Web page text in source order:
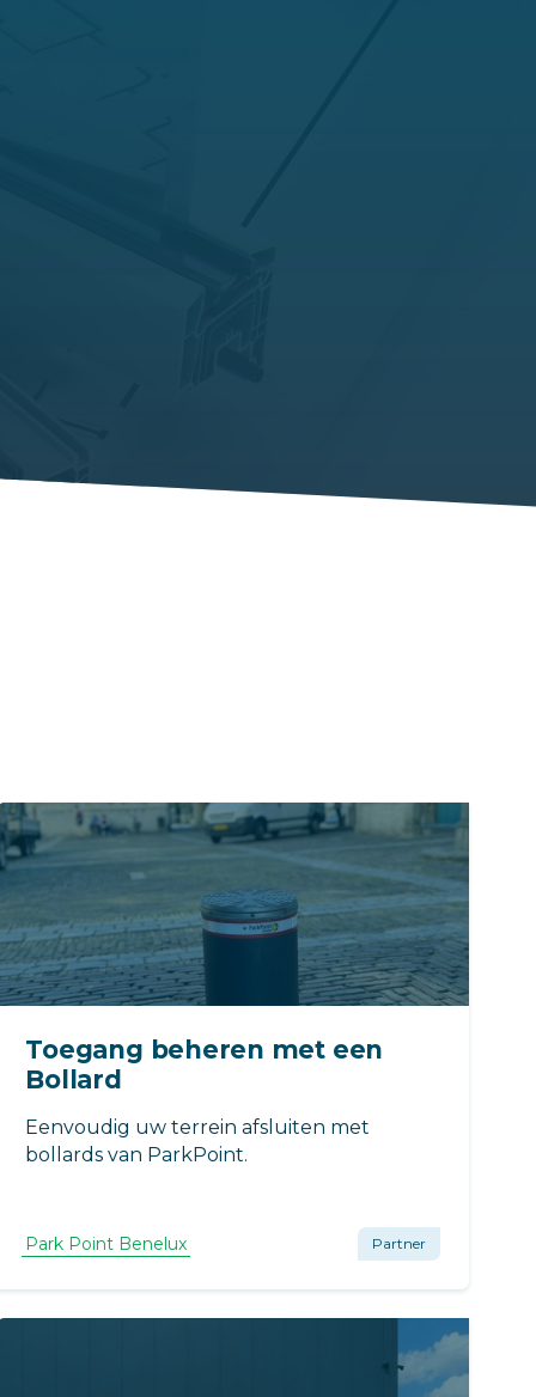
Toegang beheren met een
Bollard
Eenvoudig uw terrein afsluiten met
bollards van ParkPoint.
Park Point Benelux Partner